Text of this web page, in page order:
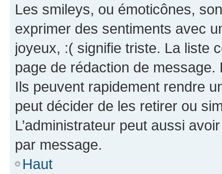
Les smileys, ou émoticônes,
exprimer des sentiments avec
joyeux, :( signifie triste. La liste
page de rédaction de
Ils peuvent rapidement rendre
peut décider de les retirer ou
L’administrateur peut aussi
par message.
Haut